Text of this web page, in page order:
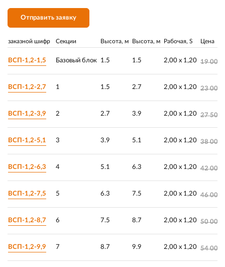
Отправить заявку
заказной шифр Секции Высота, м Высота, м Рабочая, S Цена
ВСП-1,2-1,5 Базовый блок 1.5 1.5 2,00 х 1,20 19
ВСП-1,2-2,7 1 1.5 2.7 2,00 х 1,20 23
ВСП-1,2-3,9 2 2.7 3.9 2,00 х 1,20 27
ВСП-1,2-5,1 3 3.9 5.1 2,00 х 1,20 38
ВСП-1,2-6,3 4 5.1 6.3 2,00 х 1,20 42
ВСП-1,2-7,5 5 6.3 7.5 2,00 х 1,20 46
ВСП-1,2-8,7 6 7.5 8.7 2,00 х 1,20 50
ВСП-1,2-9,9 7 8.7 9.9 2,00 х 1,20 54